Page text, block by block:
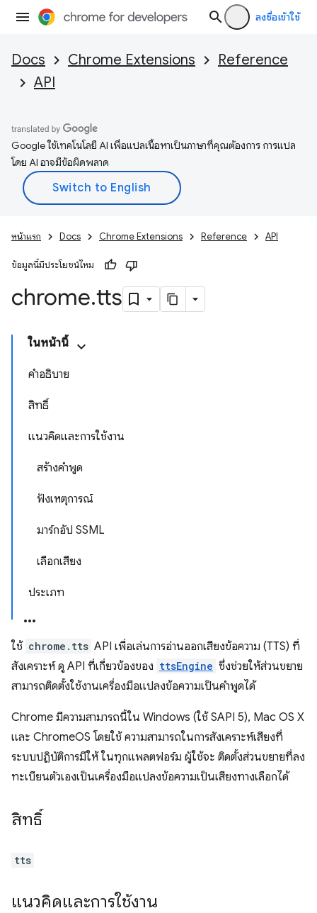
ลงชื่อเข้าใช้
Docs Chrome Extensions
Reference
API
Google ใช้เทคโนโลยี AI เพื่อแปลเนื้อหาเป็นภาษาที่คุณต้องการ การแปล
โดย AI อาจมีข้อผิดพลาด
หน้าแรก Docs Chrome Extensions Reference API
ข้อมูลนี้มีประโยชน์ไหม
chrome.tts
ในหน้านี้
คำอธิบาย
สิทธิ์
แนวคิดและการใช้งาน
สร้างคำพูด
ฟังเหตุการณ์
มาร์กอัป SSML
เลือกเสียง
ประเภท
ใช้ chrome.tts API เพื่อเล่นการอ่านออกเสียงข้อความ (TTS) ที่
สังเคราะห์ ดู API ที่เกี่ยวข้องของ ttsEngine ซึ่งช่วยให้ส่วนขยาย
สามารถติดตั้งใช้งานเครื่องมือแปลงข้อความเป็นคำพูดได้
Chrome มีความสามารถนี้ใน Windows (ใช้ SAPI 5), Mac OS X
และ ChromeOS โดยใช้ ความสามารถในการสังเคราะห์เสียงที่
ระบบปฏิบัติการมีให้ ในทุกแพลตฟอร์ม ผู้ใช้จะ ติดตั้งส่วนขยายที่ลง
ทะเบียนตัวเองเป็นเครื่องมือแปลงข้อความเป็นเสียงทางเลือกได้
สิทธิ์
tts
แนวคิดและการใช้งาน